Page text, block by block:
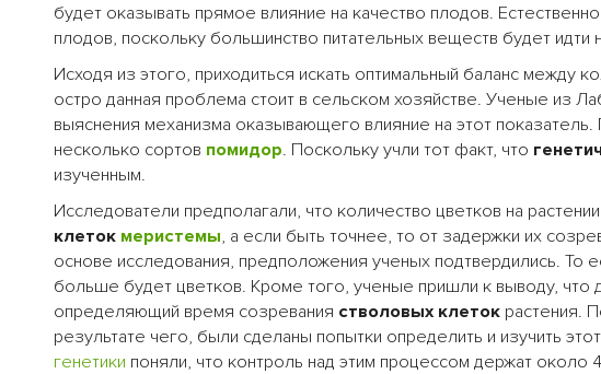
будет оказывать прямое влияние на качество плодов.
плодов, поскольку большинство питательных веществ будет идти
Исходя из этого, приходиться искать оптимальный баланс между
остро данная проблема стоит в сельском хозяйстве. Ученые из
выяснения механизма оказывающего влияние на этот
несколько сортов помидор. Поскольку учли тот факт, что
изученным.
Исследователи предполагали, что количество цветков на
клеток меристемы, а если быть точнее, то от задержки их
основе исследования, предположения ученых подтвердились. То
больше будет цветков. Кроме того, ученые пришли к выводу, что
определяющий время созревания стволовых клеток растения.
результате чего, были сделаны попытки определить и изучить
генетики поняли, что контроль над этим процессом держат около